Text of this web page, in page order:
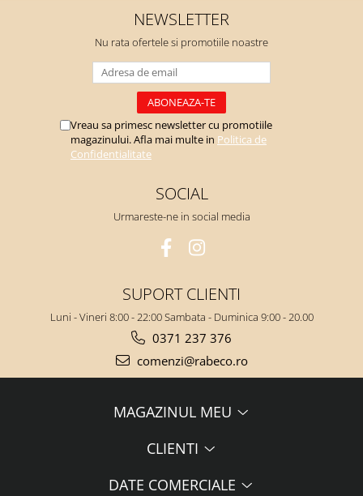
NEWSLETTER
Nu rata ofertele si promotiile noastre
Vreau sa primesc newsletter cu promotiile
magazinului. Afla mai multe in Politica de
Confidentialitate
SOCIAL
Urmareste-ne in social media
SUPORT CLIENTI
Luni - Vineri 8:00 - 22:00 Sambata - Duminica 9:00 - 20.00
0371 237 376
comenzi@rabeco.ro
MAGAZINUL MEU
CLIENTI
DATE COMERCIALE